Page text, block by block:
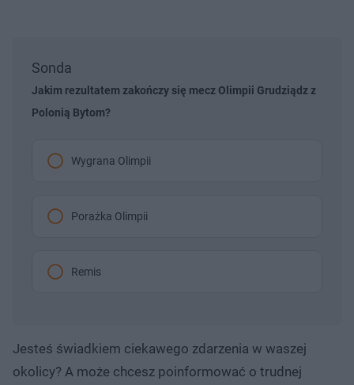
Sonda
Jakim rezultatem zakończy się mecz Olimpii Grudziądz z
Polonią Bytom?
Wygrana Olimpii
Porażka Olimpii
Remis
Jesteś świadkiem ciekawego zdarzenia w waszej
okolicy? A może chcesz poinformować o trudnej